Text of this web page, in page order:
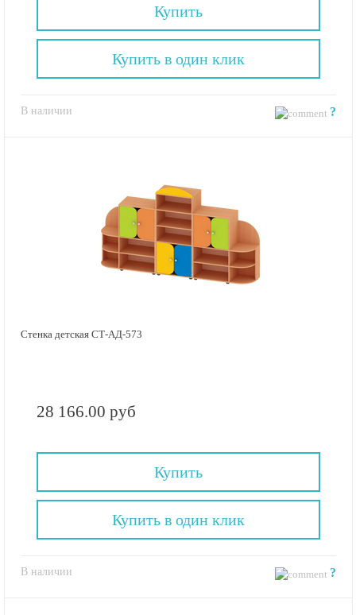
Купить
В наличии ?
Купить в один клик
Стенка детская СТ-АД-573
28 166.00 руб
Купить
В наличии ?
Купить в один клик